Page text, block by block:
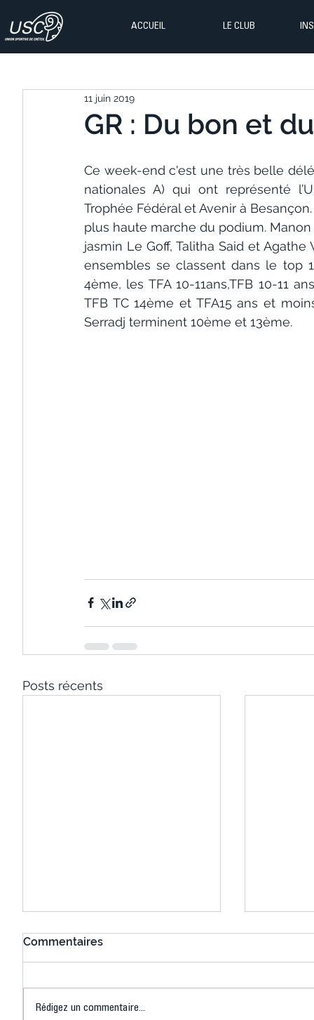
ACCUEIL LE CLUB
GR : Du bon et
11 juin 2019
Ce week-end c'est une très belle
nationales A) qui ont représenté
Trophée Fédéral et Avenir à
plus haute marche du podium. Manon
jasmin Le Goff, Talitha Said et
ensembles se classent dans le top
4ème, les TFA 10-11ans,TFB 10-11
TFB TC 14ème et TFA15 ans et
Serradj terminent 10ème et 13ème.
Posts récents
Commentaires
Rédigez un commentaire...